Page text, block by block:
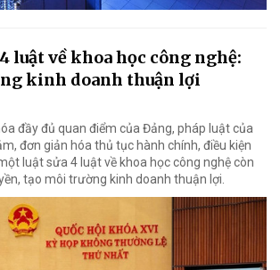
luật về khoa học công nghệ:
kinh doanh thuận lợi
đầy đủ quan điểm của Đảng, pháp luật của
đơn giản hóa thủ tục hành chính, điều kiện
luật sửa 4 luật về khoa học công nghệ còn
tạo môi trường kinh doanh thuận lợi.